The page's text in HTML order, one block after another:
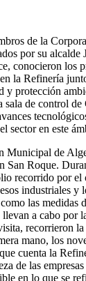
de la
por su alcalde
conocieron los
la Refinería
y protección
sala de control de
sector en este
Municipal de
San Roque.
recorrido por
industriales y
las medidas
a cabo por
recorrieron
mano, los
cuenta la
de las
en lo que se